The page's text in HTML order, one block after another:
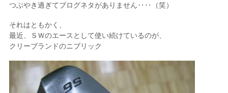
つぶやき過ぎてブログネタがありません‥‥（笑）
それはともかく、
最近、ＳＷのエースとして使い続けているのが、
クリーブランドのニブリック